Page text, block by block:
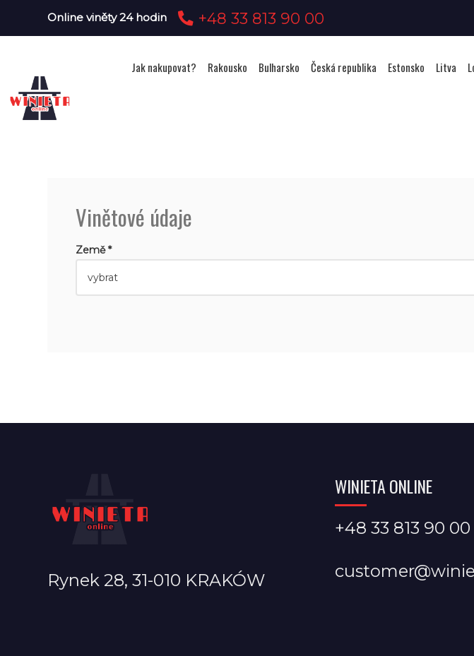
Online viněty 24 hodin +48 33 813 90 00
Jak nakupovat? Rakousko Bulharsko Česká republika Estonsko Litva
Vinětové údaje
Země *
Rynek 28, 31-010 KRAKÓW
WINIETA ONLINE
+48 33 813 90 00